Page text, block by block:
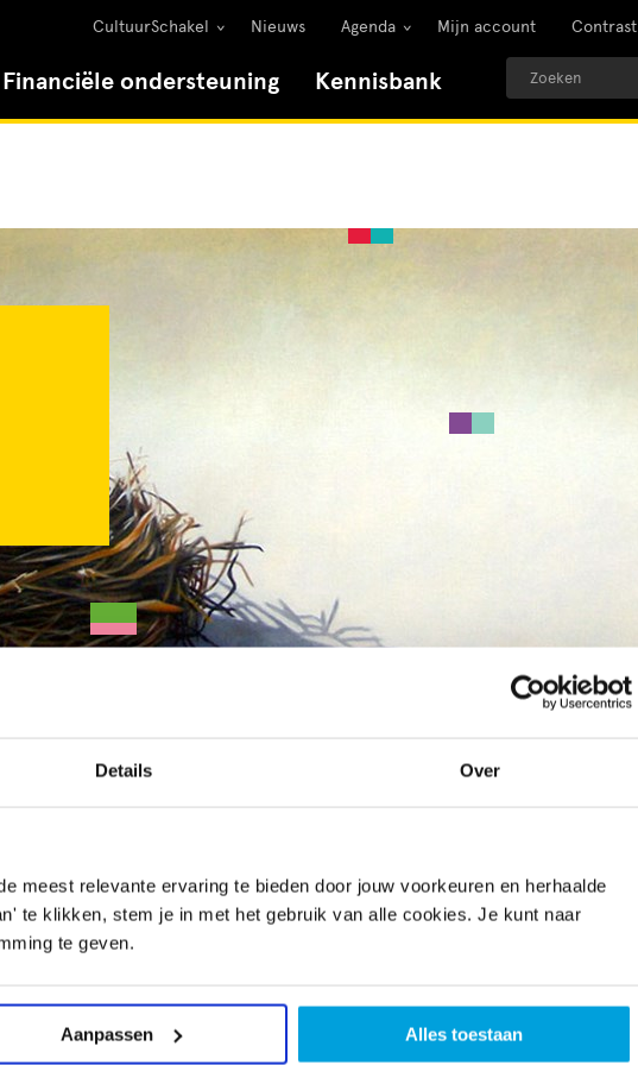
Details Over
meest relevante ervaring te bieden door jouw voorkeuren en herhaalde
te klikken, stem je in met het gebruik van alle cookies. Je kunt naar
te geven.
Aanpassen Alles toestaan
CultuurSchakel Nieuws Agenda Mijn account Contrast
Financiële ondersteuning Kennisbank
onder de professionele
technieken met als
modules over
Prinsegracht 27
2512 EW Den Haag